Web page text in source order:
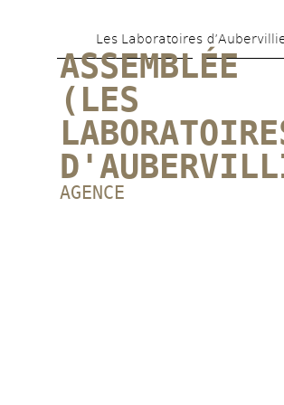
Les Laboratoires
ASSEMBLÉE
(LES
AGENCE